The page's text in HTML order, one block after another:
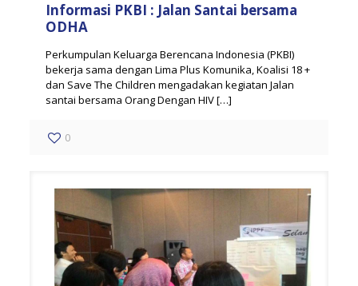
Informasi PKBI : Jalan Santai bersama
ODHA
Perkumpulan Keluarga Berencana Indonesia (PKBI)
bekerja sama dengan Lima Plus Komunika, Koalisi 18 +
dan Save The Children mengadakan kegiatan Jalan
santai bersama Orang Dengan HIV[…]
0